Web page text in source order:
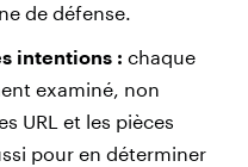
de défense.
intentions : chaque
examiné, non
URL et les pièces
pour en déterminer